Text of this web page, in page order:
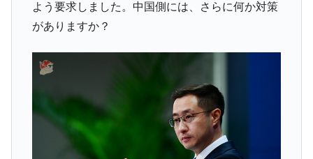
よう要求しました。中国側には、さらに何か対策
がありますか？